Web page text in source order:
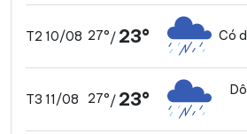
T2 10/08 27°/ 23° Có
T3 11/08 27°/ 23°